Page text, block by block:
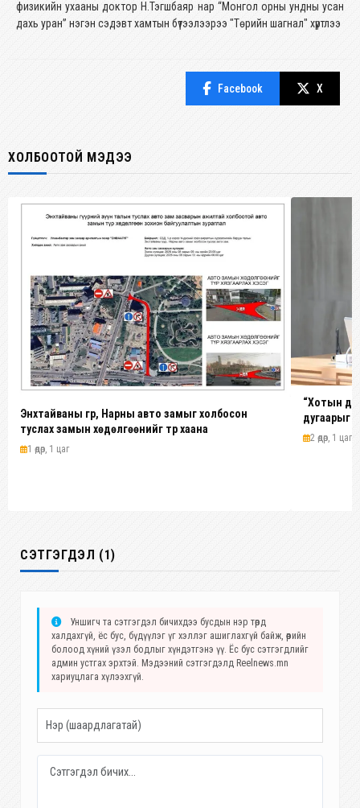
физикийн ухааны доктор Н.Тэгшбаяр нар “Монгол орны ундны усан
дахь уран” нэгэн сэдэвт хамтын бүтээлээрээ "Төрийн шагнал" хүртлээ
Facebook X
ХОЛБООТОЙ МЭДЭЭ
Энхтайваны гүүр, Нарны авто замыг холбосон
туслах замын хөдөлгөөнийг түр хаана
1 өдөр, 1 цаг
“Хотын
дугаарыг
эхэлнэ
2 өдөр, 1 цаг
СЭТГЭГДЭЛ (1)
Уншигч та сэтгэгдэл бичихдээ бусдын нэр төрд
халдахгүй, ёс бус, бүдүүлэг үг хэллэг ашиглахгүй байж, өөрийн
болоод хүний үзэл бодлыг хүндэтгэнэ үү. Ёс бус сэтгэгдлийг
админ устгах эрхтэй. Мэдээний сэтгэгдэлд Reelnews.mn
хариуцлага хүлээхгүй.